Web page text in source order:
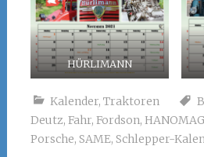
HÜRLIMANN
Kalender, Traktoren
Deutz, Fahr, Fordson, HANOMAG
Porsche, SAME, Schlepper-